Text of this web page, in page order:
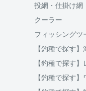
トコーポレーションが提
頂けます。
らご利用対象となります。
インターネット上にて分
事が出来ます。
る場合は複数口となりま
とは別に、クール便料金
投網・仕掛け網
クーラー
フィッシングツ
【釣種で探す
【釣種で探す
【釣種で探す